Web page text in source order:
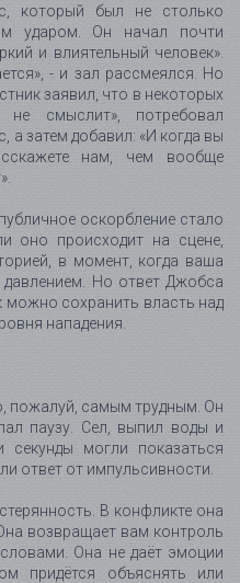
который был не столько
ударом. Он начал почти
и влиятельный человек».
- и зал рассмеялся. Но
заявил, что в некоторых
смыслит», потребовал
а затем добавил: «И когда вы
нам, чем вообще
оскорбление стало
оно происходит на сцене,
в момент, когда ваша
давлением. Но ответ Джобса
можно сохранить власть над
нападения.
пожалуй, самым трудным. Он
паузу. Сел, выпил воды и
секунды могли показаться
ответ от импульсивности.
В конфликте она
возвращает вам контроль
Она не даёт эмоции
придётся объяснять или